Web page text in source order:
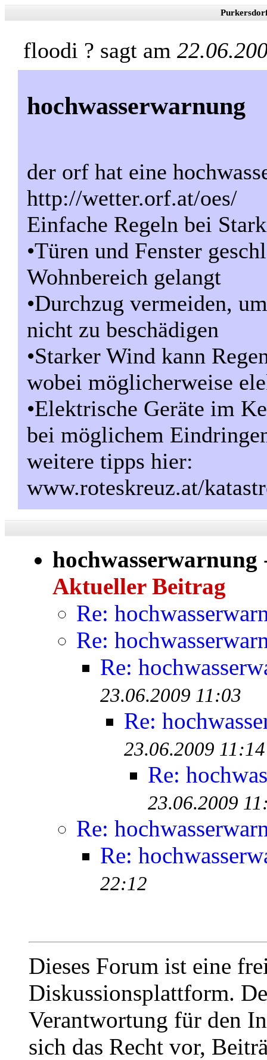
floodi ? sagt am
hochwasserwarnung
der orf hat eine
http://wetter.orf.at/oes/
Einfache Regeln bei
•Türen und Fenster
Wohnbereich gelangt
•Durchzug vermeiden,
nicht zu beschädigen
•Starker Wind kann
wobei möglicherweise
•Elektrische Geräte im
bei möglichem
weitere tipps hier:
www.roteskreuz.at/
hochwasserwarnung
Aktueller Beitrag
Re:
Re:
Re:
23.06.2009 11:03
Re:
23.06.2009 11:14
Re:
23.06.2009
Re:
Re:
22:12
Dieses Forum ist eine
Diskussionsplattform.
Verantwortung für den
sich das Recht vor,